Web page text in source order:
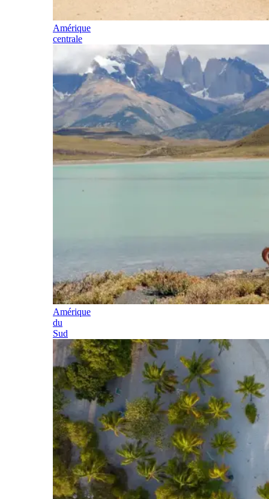
Amérique
centrale
Amérique
du
Sud